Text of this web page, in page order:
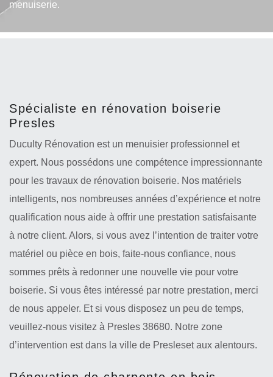
menuiserie.
Spécialiste en rénovation boiserie
Presles
Duculty Rénovation est un menuisier professionnel et
expert. Nous possédons une compétence impressionnante
pour les travaux de rénovation boiserie. Nos matériels
intelligents, nos nombreuses années d’expérience et notre
qualification nous aide à offrir une prestation satisfaisante
à notre client. Alors, si vous avez l’intention de traiter votre
matériel ou pièce en bois, faite-nous confiance, nous
sommes prêts à redonner une nouvelle vie pour votre
boiserie. Si vous êtes intéressé par notre prestation, merci
de nous appeler. Et si vous disposez un peu de temps,
veuillez-nous visitez à Presles 38680. Notre zone
d’intervention est dans la ville de Presleset aux alentours.